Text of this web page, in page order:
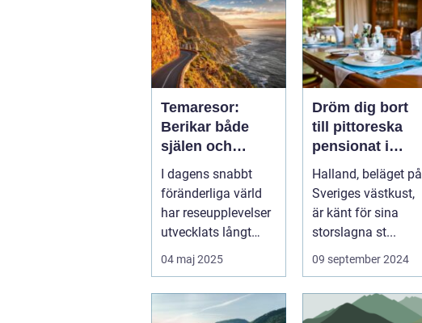
Temaresor:
Berikar både
själen och
sinnet
I dagens snabbt
föränderliga värld
har reseupplevelser
utvecklats långt
bortom ...
04 maj 2025
Dröm dig bort
till pittoreska
pensionat i
Halland
Halland, beläget på
Sveriges västkust,
är känt för sina
storslagna st...
09 september 2024